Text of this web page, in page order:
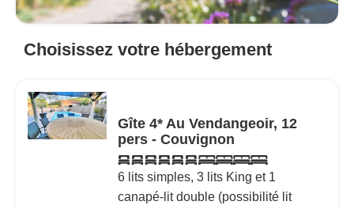
Choisissez votre hébergement
Gîte 4* Au Vendangeoir, 12
pers - Couvignon
6 lits simples, 3 lits King et 1
canapé-lit double (possibilité lit